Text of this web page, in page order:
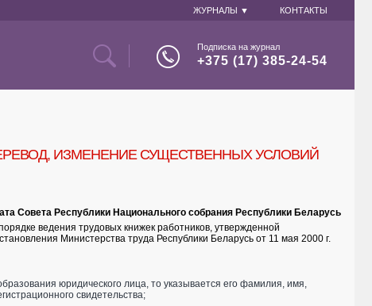
ЖУРНАЛЫ ▼ КОНТАКТЫ
Подписка на журнал
+375 (17) 385-24-54
ИЗМЕНЕНИЕ СУЩЕСТВЕННЫХ УСЛОВИЙ
Совета Республики Национального собрания Республики Беларусь
ведения трудовых книжек работников, утвержденной
Министерства труда Республики Беларусь от 11 мая 2000 г.
юридического лица, то указывается его фамилия, имя,
свидетельства;